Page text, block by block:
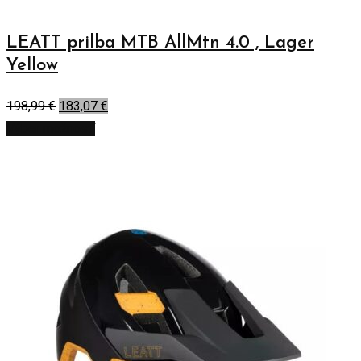
LEATT prilba MTB AllMtn 4.0 , Lager
Yellow
198,99€ 183,07 €